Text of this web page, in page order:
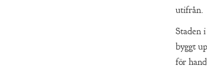
utifrån.
Staden
byggt
för